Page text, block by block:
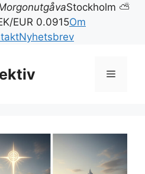
Stockholm ⛅
EUR 0.0915Om
Nyhetsbrev
Meny